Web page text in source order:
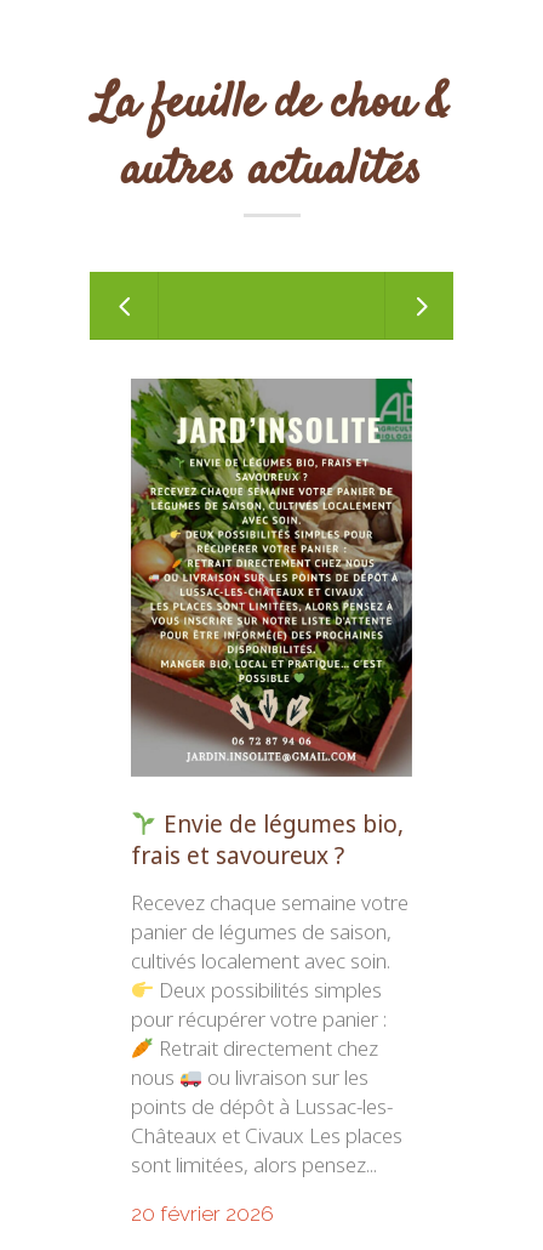
La feuille de chou &
autres actualités
Envie de légumes bio,
frais et savoureux ?
Recevez chaque semaine votre
panier de légumes de saison,
cultivés localement avec soin.
Deux possibilités simples
pour récupérer votre panier :
Retrait directement chez
nous
ou livraison sur les
points de dépôt à Lussac-les-
Châteaux et Civaux Les places
sont limitées, alors pensez...
20 février 2026